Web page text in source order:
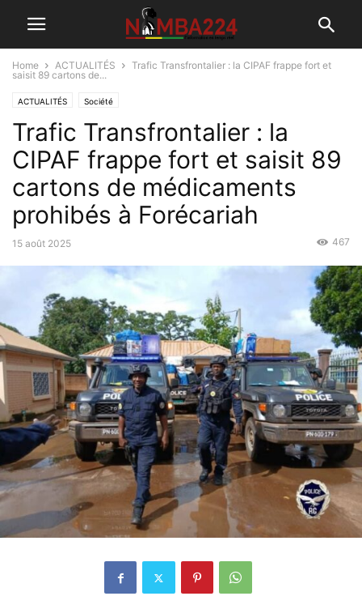
Home ACTUALITÉS
Trafic Transfrontalier : la CIPAF frappe fort et
saisit 89 cartons de...
ACTUALITÉS Société
Trafic Transfrontalier : la
CIPAF frappe fort et saisit 89
cartons de médicaments
prohibés à Forécariah
15 août 2025 467